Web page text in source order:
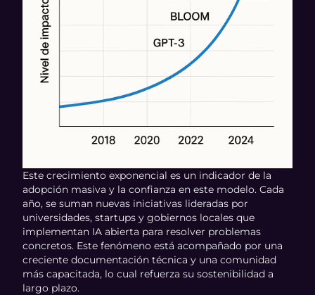
Este crecimiento exponencial es un indicador de la
adopción masiva y la confianza en este modelo. Cada
año, se suman nuevas iniciativas lideradas por
universidades, startups y gobiernos locales que
implementan IA abierta para resolver problemas
concretos. Este fenómeno está acompañado por una
creciente documentación técnica y una comunidad
más capacitada, lo cual refuerza su sostenibilidad a
largo plazo.